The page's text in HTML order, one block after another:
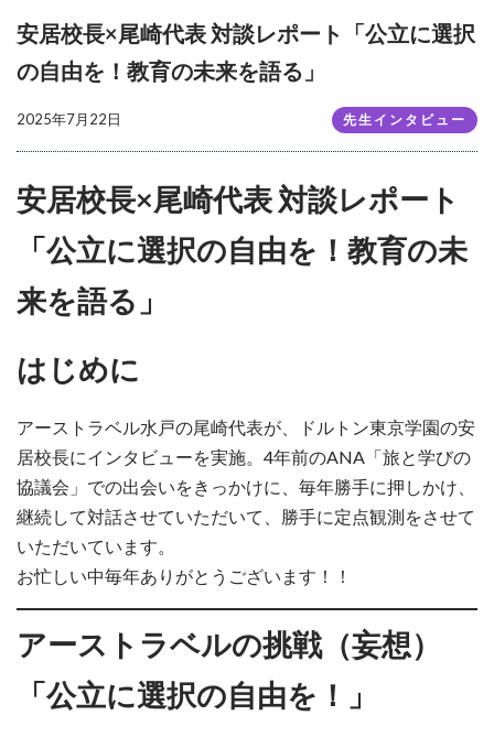
安居校長×尾崎代表 対談レポート「公立に選択
の自由を！教育の未来を語る」
2025年7月22日 先生インタビュー
安居校長×尾崎代表 対談レポート
「公立に選択の自由を！教育の未
来を語る」
はじめに
アーストラベル水戸の尾崎代表が、ドルトン東京学園の安
居校長にインタビューを実施。4年前のANA「旅と学びの
協議会」での出会いをきっかけに、毎年勝手に押しかけ、
継続して対話させていただいて、勝手に定点観測をさせて
いただいています。
お忙しい中毎年ありがとうございます！！
アーストラベルの挑戦（妄想）
「公立に選択の自由を！」